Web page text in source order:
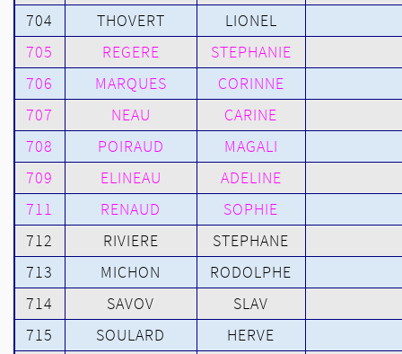
704
THOVERT
LIONEL
705
REGERE
STEPHANIE
706
MARQUES
CORINNE
707
NEAU
CARINE
708
POIRAUD
MAGALI
709
ELINEAU
ADELINE
711
RENAUD
SOPHIE
712
RIVIERE
STEPHANE
713
MICHON
RODOLPHE
714
SAVOV
SLAV
715
SOULARD
HERVE